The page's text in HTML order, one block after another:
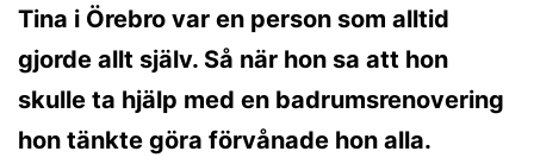
Tina i Örebro var en person som alltid
gjorde allt själv. Så när hon sa att hon
skulle ta hjälp med en badrumsrenovering
hon tänkte göra förvånade hon alla.